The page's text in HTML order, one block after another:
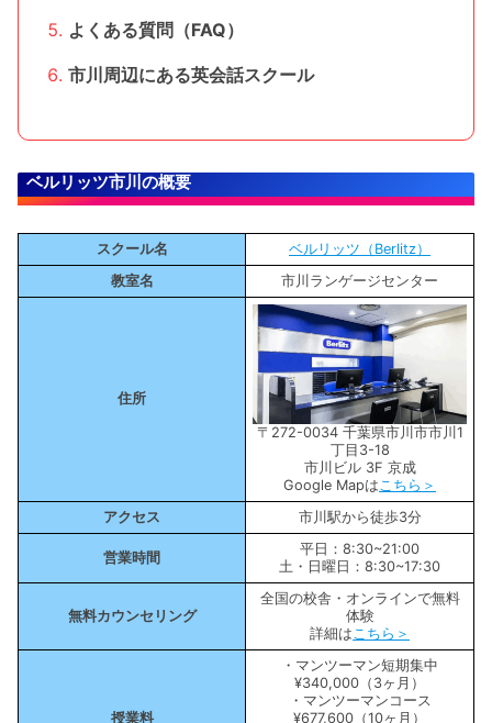
よくある質問（FAQ）
市川周辺にある英会話スクール
ベルリッツ市川の概要
スクール名
ベルリッツ（Berlitz）
教室名
市川ランゲージセンター
住所
〒272-0034 千葉県市川市市川1
丁目3-18
市川ビル 3F 京成
Google Mapは こちら＞
アクセス
市川駅から徒歩3分
営業時間
平日：8:30~21:00
土・日曜日：8:30~17:30
無料カウンセリング
全国の校舎・オンラインで無料
体験
詳細は こちら＞
授業料
・マンツーマン短期集中
¥340,000（3ヶ月）
・マンツーマンコース
¥677,600（10ヶ月）